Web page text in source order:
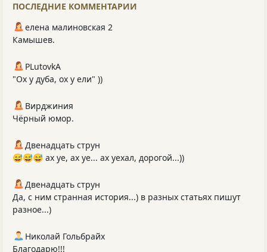
ПОСЛЕДНИЕ КОММЕНТАРИИ
елена малиновская 2
Камышев.
PLutоvkА
"Ох у дуба, ох у ели" ))
Вирджиния
Чёрный юмор.
Двенадцать струн
😅😅😅 ах уе, ах уе... ах уехал, дорогой...))
Двенадцать струн
Да, с ним странная история...) в разных статьях пишут
разное...)
Николай Гольбрайх
Благодарю!!!